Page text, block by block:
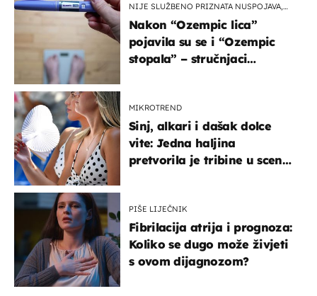
NIJE SLUŽBENO PRIZNATA NUSPOJAVA,
Nakon “Ozempic lica”
pojavila su se i “Ozempic
stopala” – stručnjaci
MIKROTREND
Sinj, alkari i dašak dolce
vite: Jedna haljina
pretvorila je tribine u scenu
PIŠE LIJEČNIK
Fibrilacija atrija i prognoza:
Koliko se dugo može živjeti
s ovom dijagnozom?